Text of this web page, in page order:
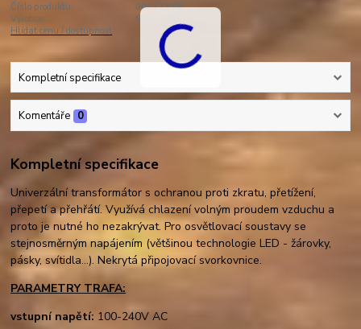
Číslo produktu:
000323TR
Výrobce:
MEAN WELL
Hlídat cenu / dostupnost
Kompletní specifikace
Komentáře 0
Kompletní specifikace
Univerzální transformátor s ochranou proti zkratu, přetížení,
přepetí a přehřátí. Využívá chlazení volným proudem vzduchu a
proto je nutné ho nezakrývat. Pro osvětlovací soustavy se
stejnosměrným napájením (většinou technologie LED - žárovky,
pásky, svítidla...). Nekrytá připojovací svorkovnice.
PARAMETRY TRAFA:
vstupní napětí: 100-240V AC